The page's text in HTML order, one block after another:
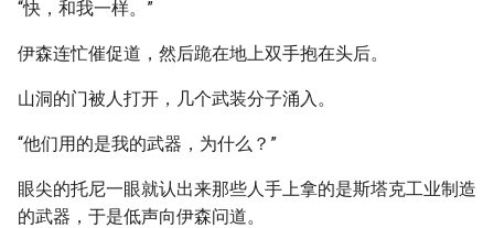
“快，和我一样。”
伊森连忙催促道，然后跪在地上双手抱在头后。
山洞的门被人打开，几个武装分子涌入。
“他们用的是我的武器，为什么？”
眼尖的托尼一眼就认出来那些人手上拿的是斯塔克工业制造
的武器，于是低声向伊森问道。